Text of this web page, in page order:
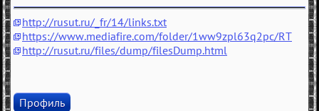
http://rusut.ru/_fr/14/links.txt
https://www.mediafire.com/folder/1ww9zpl63q2pc/RT
http://rusut.ru/files/dump/filesDump.html
Профиль